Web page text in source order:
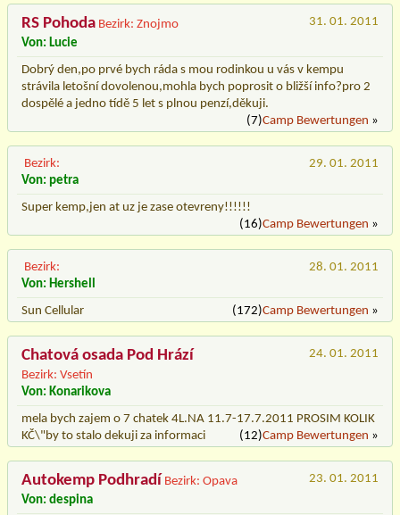
RS Pohoda Bezirk: Znojmo
31. 01. 2011
Von: Lucie
Dobrý den,po prvé bych ráda s mou rodinkou u vás v kempu
strávila letošní dovolenou,mohla bych poprosit o bližší info?pro 2
dospělé a jedno tídě 5 let s plnou penzí,děkuji.
(7)Camp Bewertungen »
Bezirk:
29. 01. 2011
Von: petra
Super kemp,jen at uz je zase otevreny!!!!!!
(16)Camp Bewertungen »
Bezirk:
28. 01. 2011
Von: Hershell
Sun Cellular
(172)Camp Bewertungen »
Chatová osada Pod Hrází
Bezirk: Vsetín
24. 01. 2011
Von: Konarikova
mela bych zajem o 7 chatek 4L.NA 11.7-17.7.2011 PROSIM KOLIK
KČ\"by to stalo dekuji za informaci
(12)Camp Bewertungen »
Autokemp Podhradí Bezirk: Opava
23. 01. 2011
Von: despina